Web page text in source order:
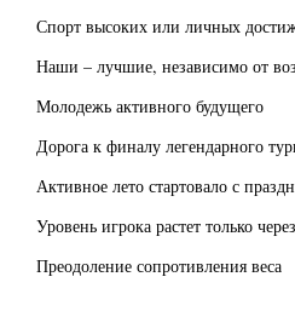
Спорт высоких или личных
Наши – лучшие, независимо от
Молодежь активного будущего
Дорога к финалу легендарного
Активное лето стартовало с
Уровень игрока растет только
Преодоление сопротивления веса